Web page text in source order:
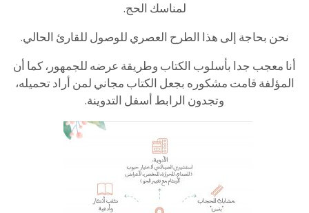
لمناسك الحج.
نحن بحاجة إلى هذا الطرح العصري للوصول للقارئ الحالي.
أنا معجب جدا بأسلوب الكتاب وطريقة عرضه للجمهور، كما أن
المؤلفة قامت مشكوره بجعل الكتاب مجاني لمن أراد تحميله،
وتجدون الرابط أسفل التدوينة.